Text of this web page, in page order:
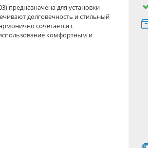
предназначена для установки
долговечность и стильный
сочетается с
комфортным и